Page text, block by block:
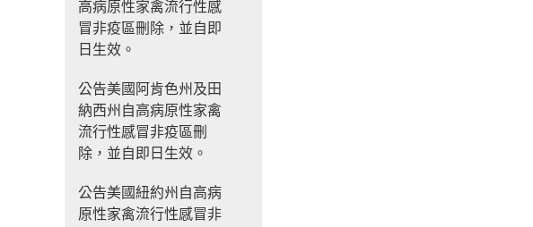
高病原性家禽流行性感
冒非疫區刪除，並自即
日生效。
公告美國阿肯色州及田
納西州自高病原性家禽
流行性感冒非疫區刪
除，並自即日生效。
公告美國紐約州自高病
原性家禽流行性感冒非